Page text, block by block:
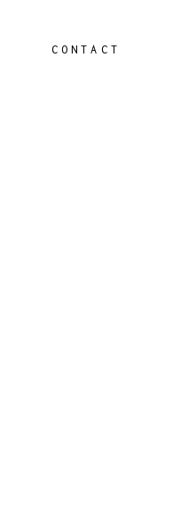
CONTACT